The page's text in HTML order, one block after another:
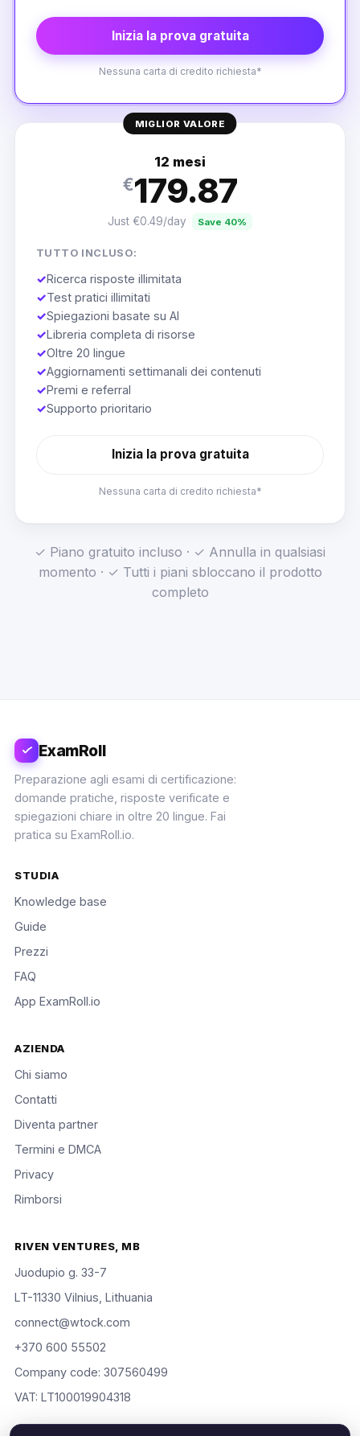
Inizia la prova gratuita
Nessuna carta di credito richiesta*
MIGLIOR VALORE
12 mesi
€179.87
Just €0.49/day Save 40%
TUTTO INCLUSO:
✓Ricerca risposte illimitata
✓Test pratici illimitati
✓Spiegazioni basate su AI
✓Libreria completa di risorse
✓Oltre 20 lingue
✓Aggiornamenti settimanali dei contenuti
✓Premi e referral
✓Supporto prioritario
Inizia la prova gratuita
Nessuna carta di credito richiesta*
✓ Piano gratuito incluso · ✓ Annulla in qualsiasi
momento · ✓ Tutti i piani sbloccano il prodotto
completo
ExamRoll
Preparazione agli esami di certificazione:
domande pratiche, risposte verificate e
spiegazioni chiare in oltre 20 lingue. Fai
pratica su ExamRoll.io.
STUDIA
Knowledge base
Guide
Prezzi
FAQ
App ExamRoll.io
AZIENDA
Chi siamo
Contatti
Diventa partner
Termini e DMCA
Privacy
Rimborsi
RIVEN VENTURES, MB
Juodupio g. 33-7
LT-11330 Vilnius, Lithuania
connect@wtock.com
+370 600 55502
Company code: 307560499
VAT: LT100019904318